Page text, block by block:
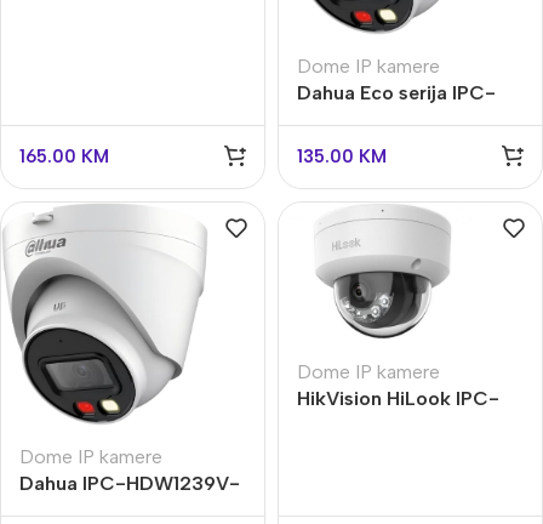
165.00 KM
Dome IP kamere
Dahua Eco serija IPC-
T1E29-A-IL-S2
135.00 KM
Dome IP kamere
Dahua IPC-HDW1239V-
A-IL-0280B Dual
Dome IP kamere
HikVision HiLook IPC-